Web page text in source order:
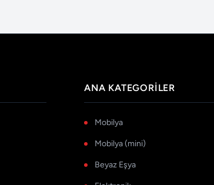
ANA KATEGORILER
Mobilya
Mobilya (mini)
Beyaz Eşya